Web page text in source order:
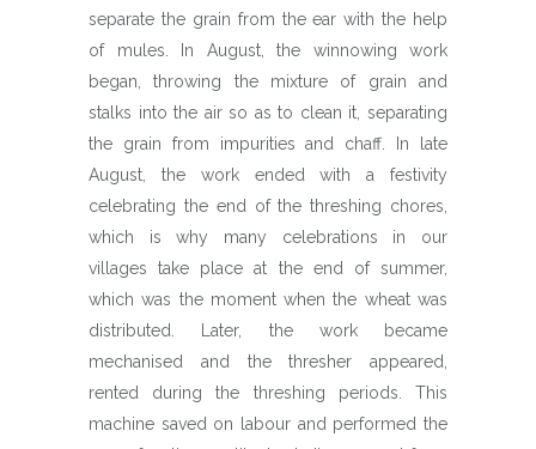
separate the grain from the ear with the help
of mules. In August, the winnowing work
began, throwing the mixture of grain and
stalks into the air so as to clean it, separating
the grain from impurities and chaff. In late
August, the work ended with a festivity
celebrating the end of the threshing chores,
which is why many celebrations in our
villages take place at the end of summer,
which was the moment when the wheat was
distributed. Later, the work became
mechanised and the thresher appeared,
rented during the threshing periods. This
machine saved on labour and performed the